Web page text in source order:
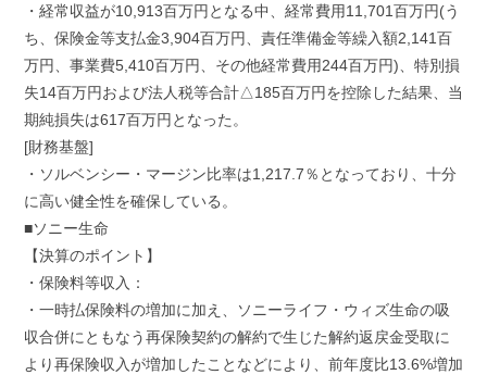
・経常収益が10,913百万円となる中、経常費用11,701百万円(う
ち、保険金等支払金3,904百万円、責任準備金等繰入額2,141百
万円、事業費5,410百万円、その他経常費用244百万円)、特別損
失14百万円および法人税等合計△185百万円を控除した結果、当
期純損失は617百万円となった。
[財務基盤]
・ソルベンシー・マージン比率は1,217.7％となっており、十分
に高い健全性を確保している。
■ソニー生命
【決算のポイント】
・保険料等収入：
・一時払保険料の増加に加え、ソニーライフ・ウィズ生命の吸
収合併にともなう再保険契約の解約で生じた解約返戻金受取に
より再保険収入が増加したことなどにより、前年度比13.6%増加